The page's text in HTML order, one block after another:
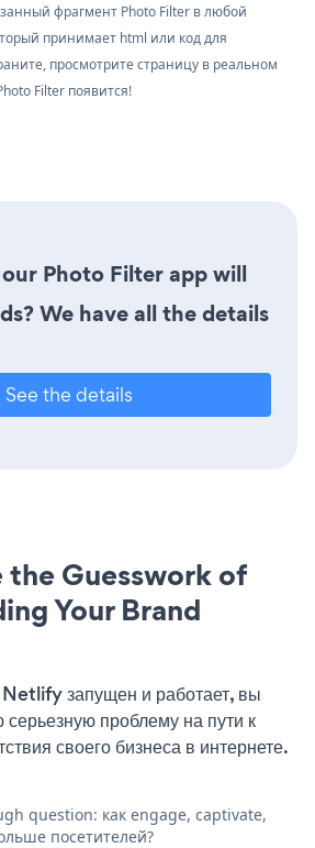
фрагмент Photo Filter в любой
принимает html или код для
просмотрите страницу в реальном
Filter появится!
Photo Filter app will
We have all the details
See the details
the Guesswork of
Your Brand
запущен и работает, вы
проблему на пути к
своего бизнеса в интернете.
question: как engage, captivate,
посетителей?